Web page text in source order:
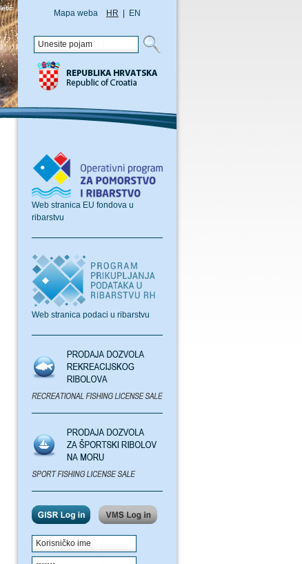
Mapa weba HR EN
Web stranica EU fondova u
ribarstvu
Web stranica podaci u ribarstvu